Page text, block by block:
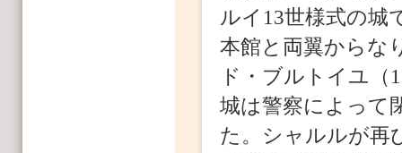
ルイ13世様式の城
本館と両翼からな
ド・ブルトイユ（
城は警察によって
た。シャルルが再